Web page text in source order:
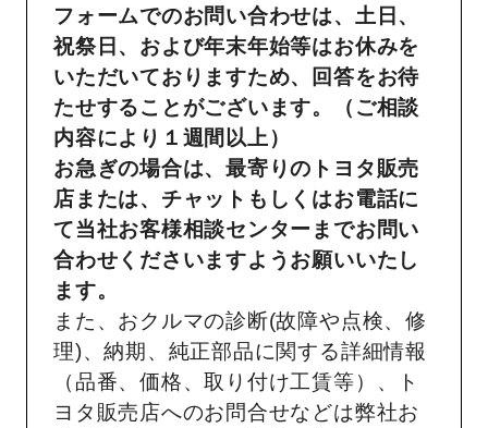
フォームでのお問い合わせは、土日、
祝祭日、および年末年始等はお休みを
いただいておりますため、回答をお待
たせすることがございます。（ご相談
内容により１週間以上）
お急ぎの場合は、最寄りのトヨタ販売
店または、チャットもしくはお電話に
て当社お客様相談センターまでお問い
合わせくださいますようお願いいたし
ます。
また、おクルマの診断(故障や点検、修
理)、納期、純正部品に関する詳細情報
（品番、価格、取り付け工賃等）、ト
ヨタ販売店へのお問合せなどは弊社お